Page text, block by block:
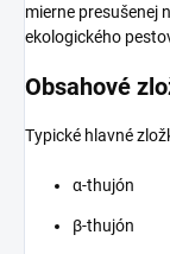
mierne presušenej
ekologického
Obsahové
Typické hlavné
α-thujón
β-thujón